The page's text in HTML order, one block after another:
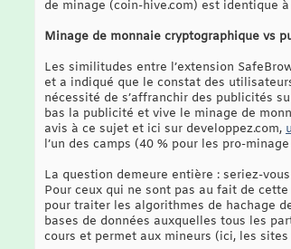
de minage (coin-hive.com) est identique
Minage de monnaie cryptographique vs
Les similitudes entre l’extension
et a indiqué que le constat des
nécessité de s’affranchir des publicités
bas la publicité et vive le minage de
avis à ce sujet et ici sur developpez.com,
l’un des camps (40 % pour les pro-
La question demeure entière : seriez-
Pour ceux qui ne sont pas au fait de
pour traiter les algorithmes de hachage
bases de données auxquelles tous les
cours et permet aux mineurs (ici, les